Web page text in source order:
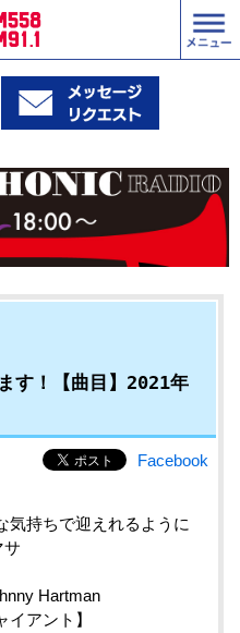
す！【曲目】2021年
Facebook
気持ちで迎えれるように
サ
Hartman
イアント】